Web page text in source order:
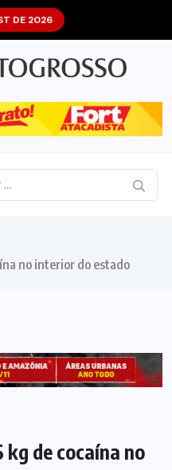
DE 2026
no interior do estado
de cocaína no